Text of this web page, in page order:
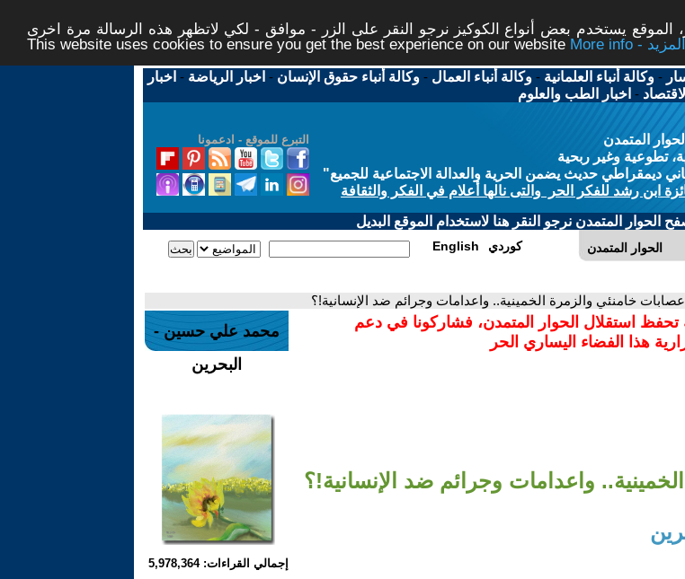
يستخدم بعض أنواع الكوكيز نرجو النقر على الزر - موافق - لكي لاتظهر هذه الرسالة مرة اخرى -
This website uses cookies to ensure you get the best experience on our website
More info - المزيد
-وكالة أنباء العلمانية -وكالة أنباء العمال -وكالة أنباء حقوق الإنسان - اخبار الرياضة - اخبار
الاقتصاد - اخبار الطب والعلوم
التبرع للموقع - ادعمونا
المتمدن
تطوعية وغير ربحية
ديمقراطي حديث يضمن الحرية والعدالة الاجتماعية للجميع"
ابن رشد للفكر الحر والتى نالها أعلام في الفكر والثقافة
الحوار المتمدن نرجو النقر هنا لاستخدام الموقع البديل
الحوار المتمدن English كوردي
خامنئي والزمرة الخمينية.. واعدامات وجرائم ضد الإنسانية!؟
تحفظ استقلال الحوار المتمدن، فشاركونا في دعم
هذا الفضاء اليساري الحر
واعدامات وجرائم ضد الإنسانية!؟
محمد علي حسين -
البحرين
إجمالي القراءات: 5,978,364